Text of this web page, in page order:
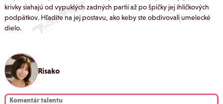
krivky siahajú od vypuklých zadných partií až po špičky jej ihličkových
podpätkov. Hľadíte na jej postavu, ako keby ste obdivovali umelecké
dielo.
Risako
Komentár talentu